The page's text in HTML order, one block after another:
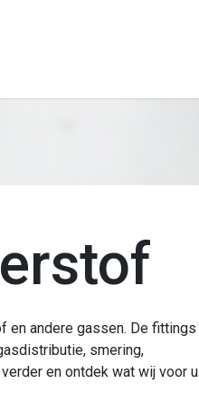
en andere gassen. De fittings
smering,
en ontdek wat wij voor u